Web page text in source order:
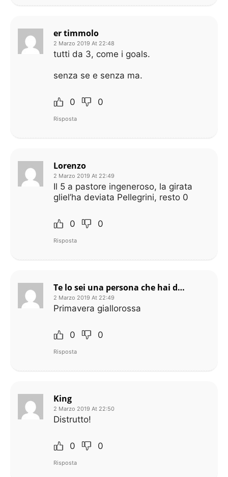
er timmolo
2 Marzo 2019 At 22:48
tutti da 3, come i goals.
senza se e senza ma.
0 0
Risposta
Lorenzo
2 Marzo 2019 At 22:49
Il 5 a pastore ingeneroso, la girata
gliel’ha deviata Pellegrini, resto 0
0 0
Risposta
Te lo sei una persona che hai detto niente da te
2 Marzo 2019 At 22:49
Primavera giallorossa
0 0
Risposta
King
2 Marzo 2019 At 22:50
Distrutto!
0 0
Risposta